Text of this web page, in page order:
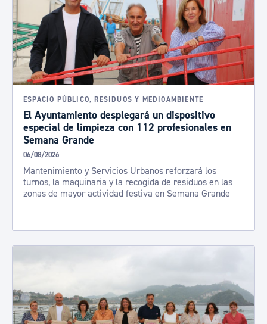
ESPACIO PÚBLICO, RESIDUOS Y MEDIOAMBIENTE
El Ayuntamiento desplegará un dispositivo
especial de limpieza con 112 profesionales en
Semana Grande
06/08/2026
Mantenimiento y Servicios Urbanos reforzará los
turnos, la maquinaria y la recogida de residuos en las
zonas de mayor actividad festiva en Semana Grande